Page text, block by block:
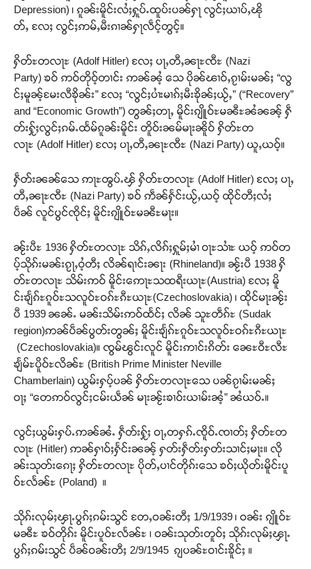
Support SHAN
တ်ႇ တူဝ်ႈလုမ်ႈၾႃႉၼၼ်ႉ ၶဝ်ႈႁူမ်ႈၵမ်ႉထႅမ် ၸုမ်းၶၢ
ဝ်ႇၽူႈတွႆႇႁွၵ်ႈ လႆႈယူႇၶႃႈဢေႃႈ။
Donate Now
Depression) ၊ ၵူၼ်းမိူင်းလႆႈႁူပ်ႉထူပ်းပၼ်ႁႃ လွင်ႈယၢပ်ႇၽို
တ်ႇ လႄႈ လွင်ႈဢမ်ႇမီးၵၢၼ်ႁႃလဵင့်တွင့်။
ႁိတ်ႊတလႃႊ (Adolf Hitler) လႄႈ ပႃႇတီႇၼႃႊၸီႊ (Nazi
Party) ၶဝ် ဢဝ်တိုဝ့်တၢင်း ဢၼ်ၼႆ့ သေ ပိုၼ်ၽၢဝ်ႇၵႂၢမ်းမၼ်ႈ “လွ
င်ႈမူၼ့်မႄးလီၶိုၼ်း” လႄႈ “လွင်ႈပၢႆးမၢၵ်ႈမီးၶိုၼ်ႈယႂ်ႇ” (“Recovery”
and “Economic Growth”) တွၼ်ႈတႃႇ မိူင်းၵျိူဝ်ႊမၼီႊၼႆၼၼ့် ႁဵ
တ်းႁႂ်ႈလွင်ႈၵမ်ႉထႅမ်ၵူၼ်းမိူင်း တိူဝ်းၼမ်မႃးၼိူဝ် ႁိတ်ႊတ
လႃႊ (Adolf Hitler) လႄႈ ပႃႇတီႇၼႃႊၸီႊ (Nazi Party) ယူႇယဝ့်။
ႁဵတ်းၼၼ်သေ ဢႃႊၻွပ်ႉၾ် ႁိတ်ႊတလႃႊ (Adolf Hitler) လႄႈ ပႃႇ
တီႇၼႃႊၸီႊ (Nazi Party) ၶဝ် ဢဵၼ်ႁႅင်းယႂ်ႇယဝ့် ထိုင်တီႈလႆႈ
ပဵၼ် လူင်ပွင်ၸိုင်ႈ မိူင်းၵျိူဝ်ႊမၼီႊမႃး။
ၼႂ်းပီႊ 1936 ႁိတ်ႊတလႃႊ သိၵ်ႇလိၵ်ႈႁူမ်ႈမၢႆ ဝႃႊသၢႆႊ ယဝ့် ဢဝ်တ
ပ့်သိုၵ်းမၼ်းၵႂႃႇဝႆ့တီႈ လိၼ်ရၢင်းၼႃး (Rhineland)။ ၼႂ်းပီ 1938 ႁိ
တ်ႊတလႃႊ သိမ်းဢဝ် မိူင်းဢေႃႊသထရီးယႃႊ(Austria) လႄႈ မိူ
င်းၶျႅၵ်ႊၵူဝ်ႊသလူဝ်ႊဝၵ်ႊၵီႊယႃႊ(Czechoslovakia) ၊ ထိုင်မႃးၼႂ်း
ပီ 1939 ၼၼ်ႉ မၼ်းသိမ်းဢဝ်ထႅင်ႈ လိၼ် သူႊတဵၵ်ႊ (Sudak
region)ဢၼ်ပဵၼ်ပွတ်းတွၼ်ႈ မိူင်းၶျႅၵ်ႊၵူဝ်ႊသလူဝ်ႊဝၵ်ႊၵီႊယႃႊ
(Czechoslovakia)။ ၸွမ်ၽွင်းလူင် မိူင်းဢၢင်းၵိတ်း ၼေႊဝီႊလီႊ
ၶျႅမ်ႊပိူဝ်ႊလိၼ်ႊ (British Prime Minister Neville
Chamberlain) ယွမ်းႁပ့်ပၼ် ႁိတ်ႊတလႃႊသေ ပၼ်ၵႂၢမ်းမၼ်ႈ
ဝႃႈ “တေဢဝ်လွင်ႈငမ်းယဵၼ် မႃးၼႂ်းၶၢဝ်းယၢမ်းၼႆ့” ၼႆယဝ်ႉ။
လွင်ႈယွမ်းႁပ်ႉဢၼ်ၼႆႉ ႁဵတ်းႁႂ်ႈ ဝႃႇတႁၵ်ႉၸိူဝ်ႉၸၢတ်ႈ ႁိတ်ႊတ
လႃႊ (Hitler) ဢၼ်ႁၢဝ်ႈႁႅင်းၼၼ့် ႁတ်းႁဵတ်းႁတ်းသၢင်ႈမႃး။ လို
ၼ်းသုတ်းၵေႃႈ ႁိတ်ႊတလႃႊ ပိုတ်ႇပၢင်တိုၵ်းသေ ၶဝ်ႈယိုတ်းမိူင်းပူ
ဝ်ႊလႅၼ်ႊ (Poland) ။
သိုၵ်းလုမ်ႈၾႃႉပွၵ်ႈၵမ်းသွင် တႄႇဝၼ်းတီႈ 1/9/1939 ၊ ဝၼ်း ၵျိူဝ်ႊ
မၼီႊ ၶဝ်တိုၵ်း မိူင်းပူဝ်ႊလႅၼ်ႊ ၊ ဝၼ်းသုတ်းတူဝ်ႈ သိုၵ်းလုမ်ႈၾႃႉ
ပွၵ်ႈၵမ်းသွင် ပဵၼ်ဝၼ်းတီႈ 2/9/1945 ၵျပၼ်ႊဝၢင်းၶိူင်ႈ ။